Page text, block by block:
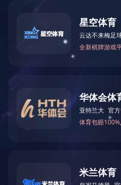
LORA烟雾报警器超远距离传输防火灾CCCF消防认证烟雾探测器
销售热线：186 8875 7638 熊总监
公司邮箱：info@yl007.com
公司地址：深圳市宝安区石岩街道建兴路
Copyright© 1998-2025 华体会官方端